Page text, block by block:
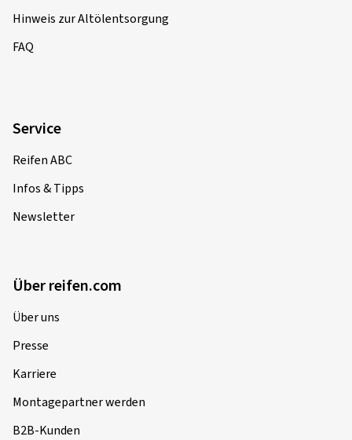
Hinweis zur Altölentsorgung
FAQ
Service
Reifen ABC
Infos & Tipps
Newsletter
Über reifen.com
Über uns
Presse
Karriere
Montagepartner werden
B2B-Kunden